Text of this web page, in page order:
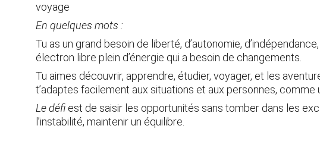
voyage
En quelques mots :
Tu as un grand besoin de liberté, d’autonomie,
électron libre plein d’énergie qui a besoin de changements.
Tu aimes découvrir, apprendre, étudier, voyager, et les
t’adaptes facilement aux situations et aux personnes, comme
Le défi est de saisir les opportunités sans tomber dans les
l’instabilité, maintenir un équilibre.